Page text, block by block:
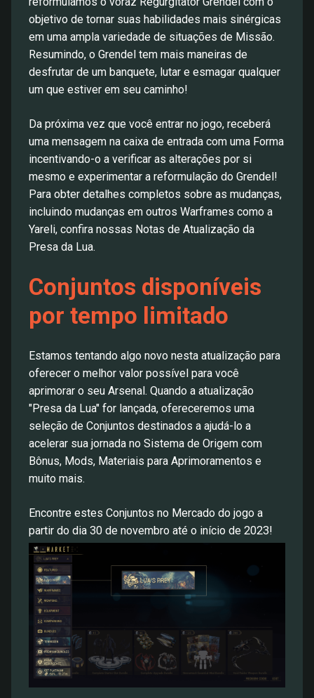
objetivo de tornar suas habilidades mais sinérgicas
em uma ampla variedade de situações de Missão.
Resumindo, o Grendel tem mais maneiras de
desfrutar de um banquete, lutar e esmagar qualquer
um que estiver em seu caminho!
Da próxima vez que você entrar no jogo, receberá
uma mensagem na caixa de entrada com uma Forma
incentivando-o a verificar as alterações por si
mesmo e experimentar a reformulação do Grendel!
Para obter detalhes completos sobre as mudanças,
incluindo mudanças em outros Warframes como a
Yareli, confira nossas Notas de Atualização da
Presa da Lua.
Conjuntos disponíveis
por tempo limitado
Estamos tentando algo novo nesta atualização para
oferecer o melhor valor possível para você
aprimorar o seu Arsenal. Quando a atualização
"Presa da Lua" for lançada, ofereceremos uma
seleção de Conjuntos destinados a ajudá-lo a
acelerar sua jornada no Sistema de Origem com
Bônus, Mods, Materiais para Aprimoramentos e
muito mais.
Encontre estes Conjuntos no Mercado do jogo a
partir do dia 30 de novembro até o início de 2023!